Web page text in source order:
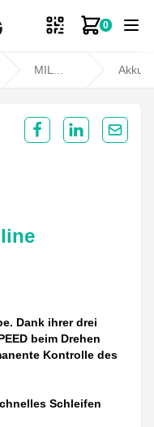
0
Zum
Dank ihrer drei
beim Drehen
Kontrolle des
Schleifen
Share on Facebook
Share onShare